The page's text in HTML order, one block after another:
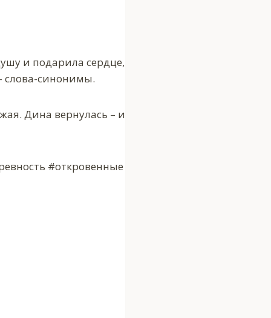
и подарила сердце,
слова-синонимы.
Дина вернулась – и
#откровенные